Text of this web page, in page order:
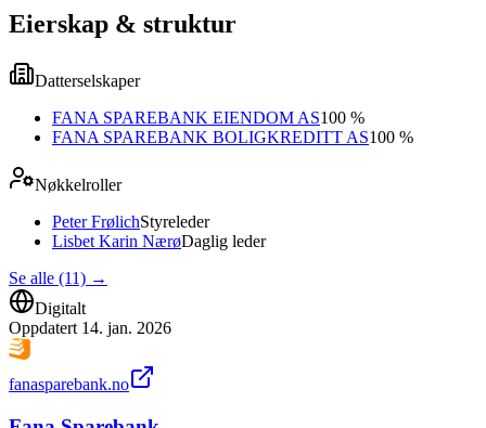
Eierskap & struktur
Datterselskaper
FANA SPAREBANK EIENDOM AS100 %
FANA SPAREBANK BOLIGKREDITT AS100 %
Nøkkelroller
Peter FrølichStyreleder
Lisbet Karin NærøDaglig leder
Se alle (11) →
Digitalt
Oppdatert 14. jan. 2026
fanasparebank.no